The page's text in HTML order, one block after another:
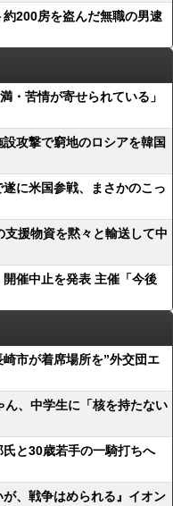
200房を盗んだ無職の男逮
・苦情が寄せられている」
攻撃で窮地のロシアを韓国
遂に米国参戦、まさかのこっ
支援物資を黙々と輸送して中
開催中止を発表 主催「今後
崎市が着席場所を”外交団エ
ん、中学生に「核を持たない
氏と30歳若手の一騎打ちへ
が、戦争はめられる』イオン